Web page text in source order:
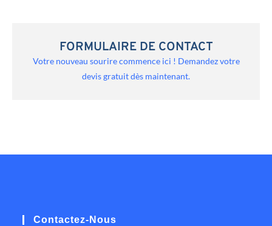
FORMULAIRE DE CONTACT
Votre nouveau sourire commence ici ! Demandez votre
devis gratuit dès maintenant.
Contactez-Nous